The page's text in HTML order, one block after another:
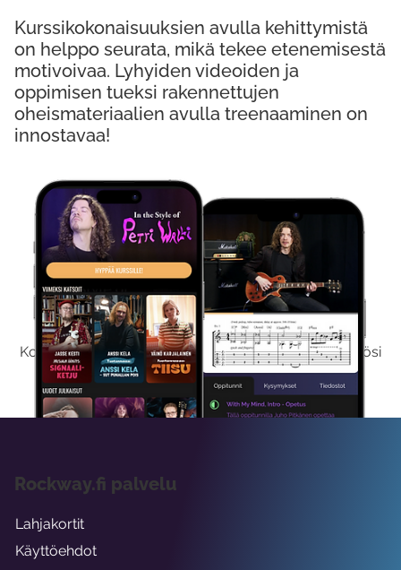
Kokeile Ilmaiseksi
Kokeilemalla ilmaiseksi saat koko sisältömme käyttöösi
viikon ajaksi.
Kurssikokonaisuuksien avulla kehittymistä
on helppo seurata, mikä tekee etenemisestä
motivoivaa. Lyhyiden videoiden ja
oppimisen tueksi rakennettujen
oheismateriaalien avulla treenaaminen on
innostavaa!
Rockway.fi palvelu
Lahjakortit
Käyttöehdot